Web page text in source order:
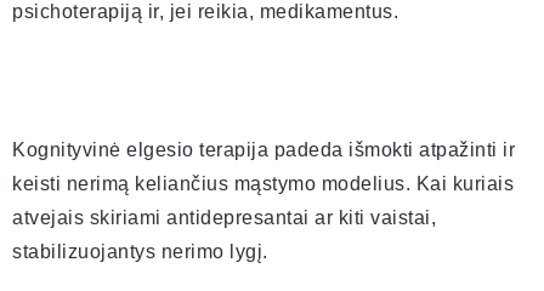
psichoterapiją ir, jei reikia, medikamentus.
Kognityvinė elgesio terapija padeda išmokti atpažinti ir
keisti nerimą keliančius mąstymo modelius. Kai kuriais
atvejais skiriami antidepresantai ar kiti vaistai,
stabilizuojantys nerimo lygį.